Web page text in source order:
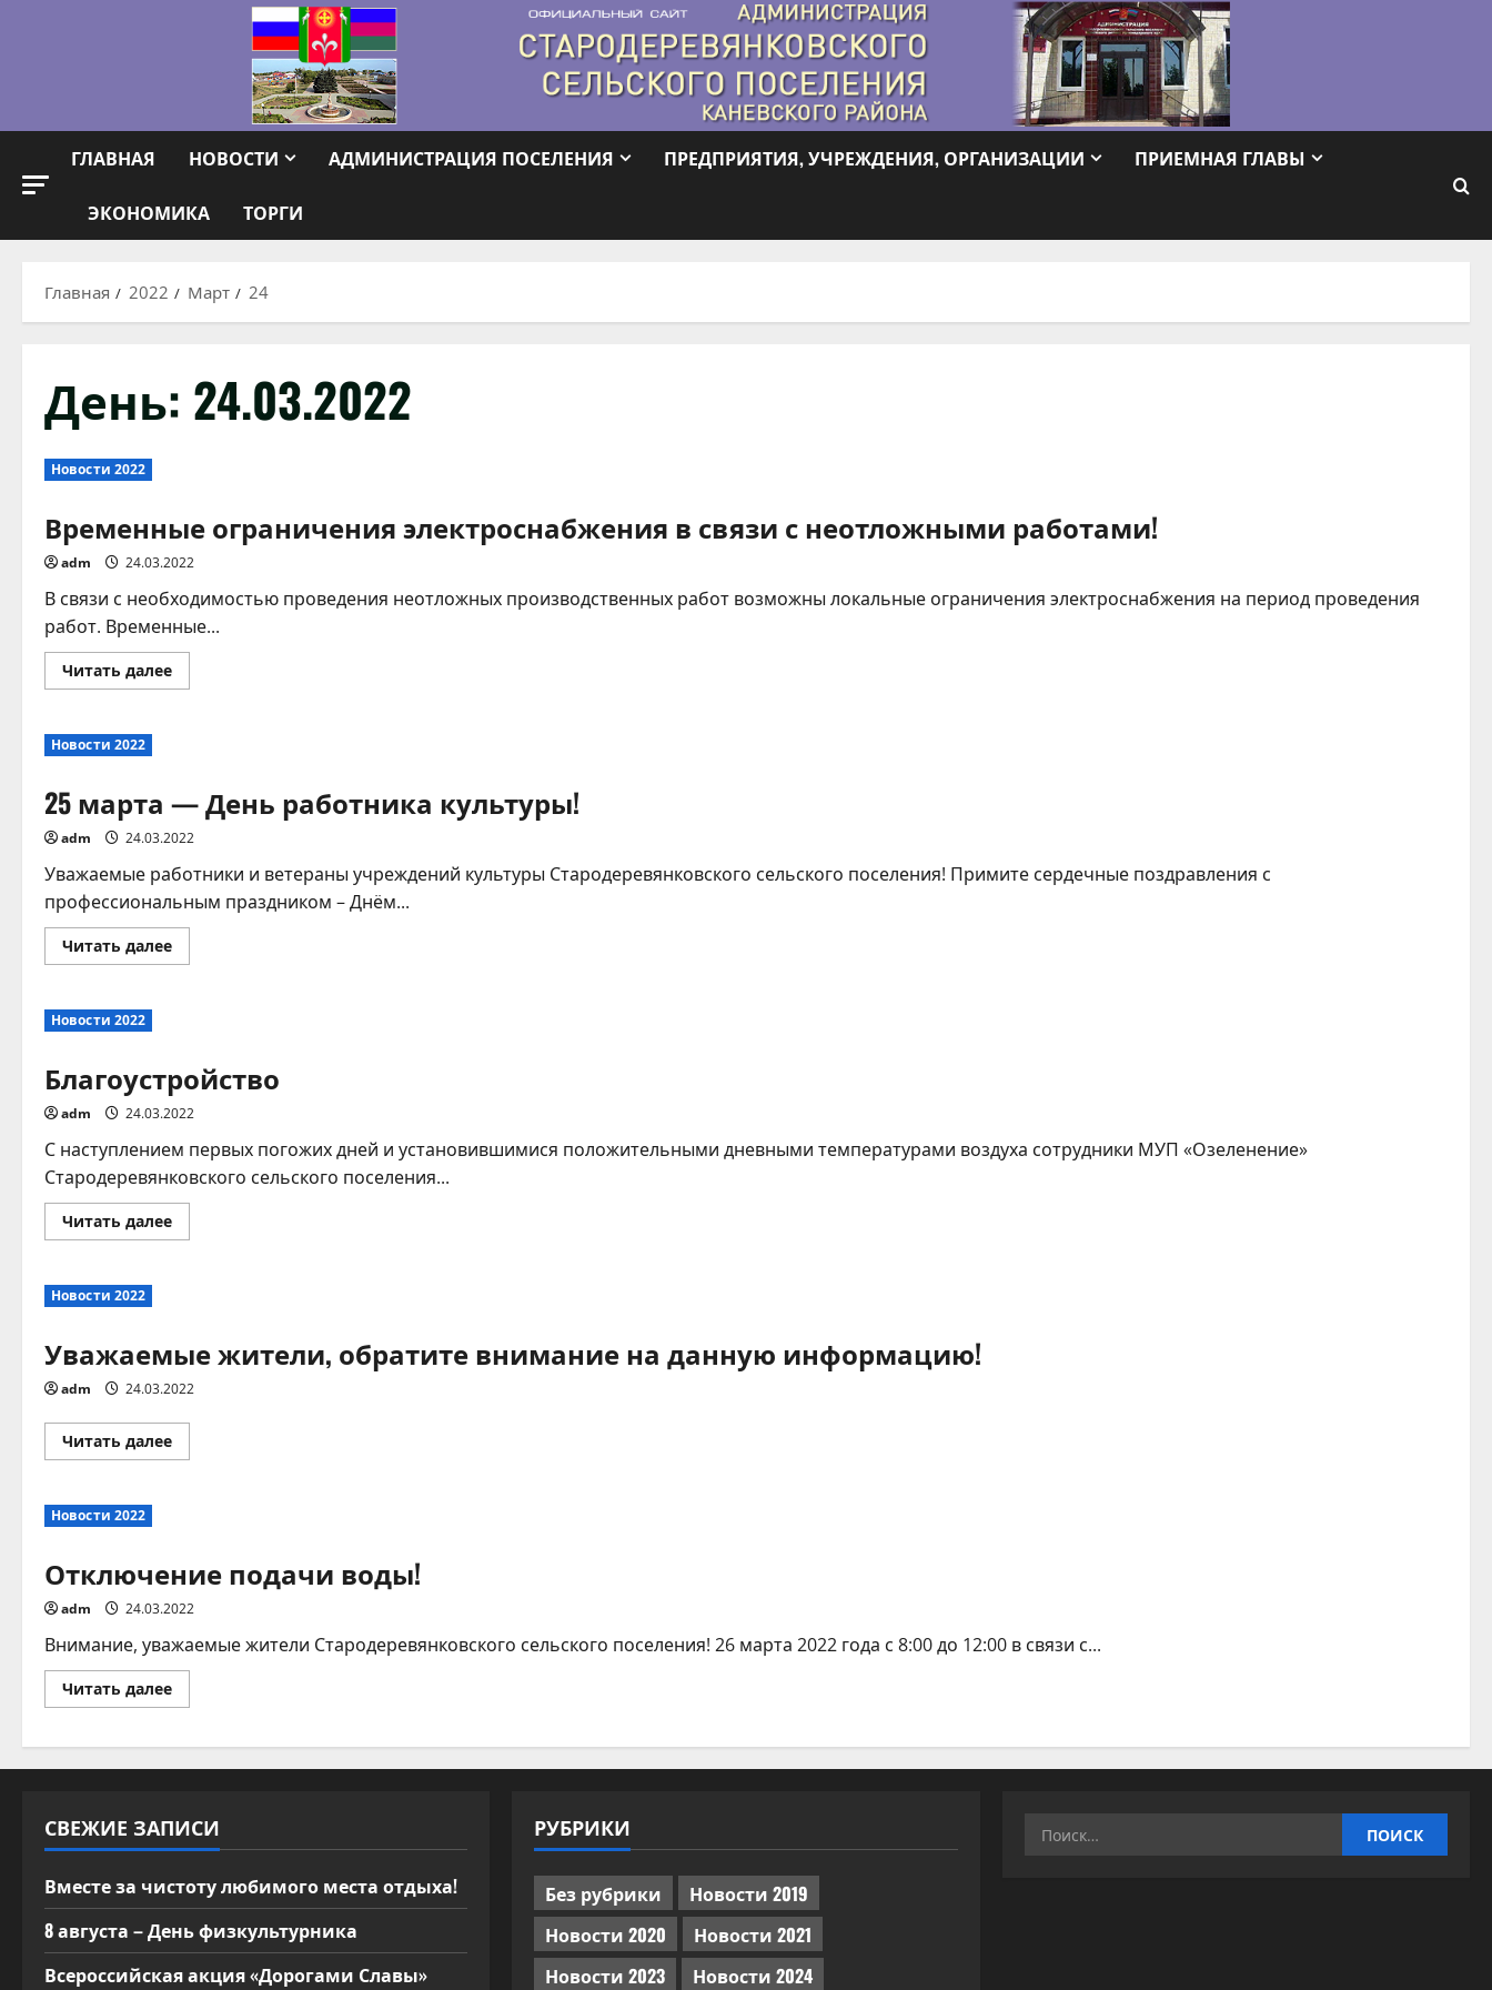
ГЛАВНАЯ НОВОСТИ АДМИНИСТРАЦИЯ ПОСЕЛЕНИЯ ПРЕДПРИЯТИЯ, УЧРЕЖДЕНИЯ, ОРГАНИЗАЦИИ ПРИЕМНАЯ ГЛАВЫ
ЭКОНОМИКА ТОРГИ
Главная 2022 Март 24
День: 24.03.2022
Новости 2022
Временные ограничения электроснабжения в связи с неотложными работами!
adm 24.03.2022
В связи с необходимостью проведения неотложных производственных работ возможны локальные ограничения электроснабжения на период проведения
работ. Временные...
Читать далееПрочитать
больше
неотложными
работами!
Новости 2022
25 марта — День работника культуры!
adm 24.03.2022
Уважаемые работники и ветераны учреждений культуры Стародеревянковского сельского поселения! Примите сердечные поздравления с
профессиональным праздником – Днём...
Читать далееПрочитать
больше
культуры!
Новости 2022
Благоустройство
adm 24.03.2022
С наступлением первых погожих дней и установившимися положительными дневными температурами воздуха сотрудники МУП «Озеленение»
Стародеревянковского сельского поселения...
Читать далееПрочитать
больше
Новости 2022
Уважаемые жители, обратите внимание на данную информацию!
adm 24.03.2022
Читать далееПрочитать
больше
информацию!
Новости 2022
Отключение подачи воды!
adm 24.03.2022
Внимание, уважаемые жители Стародеревянковского сельского поселения! 26 марта 2022 года с 8:00 до 12:00 в связи с...
Читать далееПрочитать
больше
подачи
воды!
СВЕЖИЕ ЗАПИСИ
Вместе за чистоту любимого места отдыха!
8 августа – День физкультурника
Всероссийская акция «Дорогами Славы»
РУБРИКИ
Без рубрики
Новости 2019
Новости 2020
Новости 2021
Новости 2023
Новости 2024
Найти: